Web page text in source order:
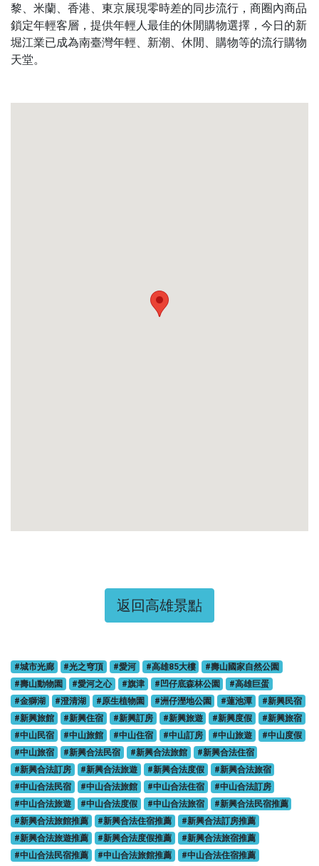
黎、米蘭、香港、東京展現零時差的同步流行，商圈內商品
鎖定年輕客層，提供年輕人最佳的休閒購物選擇，今日的新
堀江業已成為南臺灣年輕、新潮、休閒、購物等的流行購物
天堂。
返回高雄景點
#城市光廊 #光之穹頂 #愛河 #高雄85大樓
#壽山國家自然公園
#壽山動物園
#愛河之心 #旗津 #凹仔底森林公園
#高雄巨蛋
#金獅湖
#澄清湖 #原生植物園 #洲仔溼地公園 #蓮池潭
#新興民宿
#新興旅館
#新興住宿 #新興訂房 #新興旅遊 #新興度假
#新興旅宿
#中山民宿
#中山旅館 #中山住宿 #中山訂房 #中山旅遊
#中山度假
#中山旅宿
#新興合法民宿 #新興合法旅館
#新興合法住宿
#新興合法訂房
#新興合法旅遊 #新興合法度假
#新興合法旅宿
#中山合法民宿
#中山合法旅館 #中山合法住宿
#中山合法訂房
#中山合法旅遊
#中山合法度假 #中山合法旅宿
#新興合法民宿推薦
#新興合法旅館推薦
#新興合法住宿推薦
#新興合法訂房推薦
#新興合法旅遊推薦
#新興合法度假推薦
#新興合法旅宿推薦
#中山合法民宿推薦
#中山合法旅館推薦
#中山合法住宿推薦